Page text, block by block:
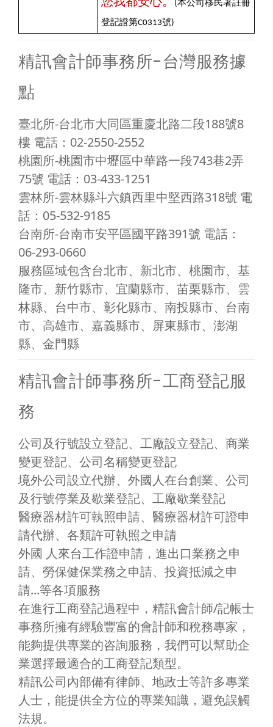
您我都安心。
(本公司移民署註冊
登記證第C0313號)
精訊會計師事務所-台灣服務據
點
臺北所-台北市大同區重慶北路二段188號8
樓 電話：02-2550-2552
桃園所-桃園市中壢區中華路一段743巷2弄
75號 電話：03-433-1251
雲林所-雲林縣斗六鎮西里中堅西路318號 電
話：05-532-9185
台南所-台南市安平區國平路391號 電話：
06-293-0660
服務區域包含台北市、新北市、桃園市、基
隆市、新竹縣市、宜蘭縣市、苗栗縣市、雲
林縣、台中市、彰化縣市、南投縣市、台南
市、高雄市、嘉義縣市、屏東縣市、澎湖
縣、金門縣
精訊會計師事務所-工商登記服
務
公司及行號設立登記、工廠設立登記、商業
變更登記、公司名稱變更登記
境外公司設立代辦、外國人在台創業、公司
及行號停業及歇業登記、工廠歇業登記
醫療器材許可執照申請、醫療器材許可證申
請代辦、各類許可執照之申請
外國 人來台工作證申請，進出口業務之申
請、勞保健保業務之申請、投資抵減之申
請...等各項服務
在進行工商登記過程中，精訊會計師/記帳士
事務所擁有經驗豐富的會計師和稅務專家，
能夠提供專業的咨詢服務，我們可以幫助企
業選擇最適合的工商登記類型。
精訊公司內部備有律師、地政士等許多專業
人士，能提供全方位的專業知識，避免誤觸
法規。